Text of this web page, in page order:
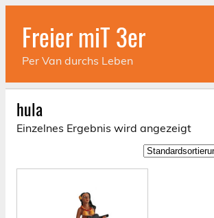
Skip
contentFreier miT 3er
Per Van durchs Leben
hula
Einzelnes Ergebnis wird angezeigt